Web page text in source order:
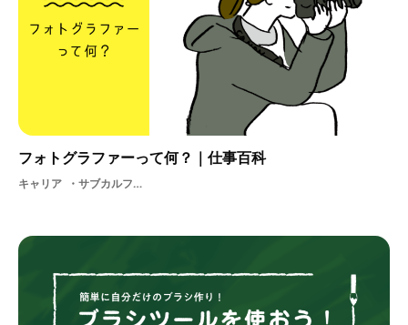
フォトグラファーって何？｜仕事百科
キャリア サブカルフォトジェニックフリー就活写真Illustrator学生フォトグラファー展示会photoPhotoshopアルバイトカメラ